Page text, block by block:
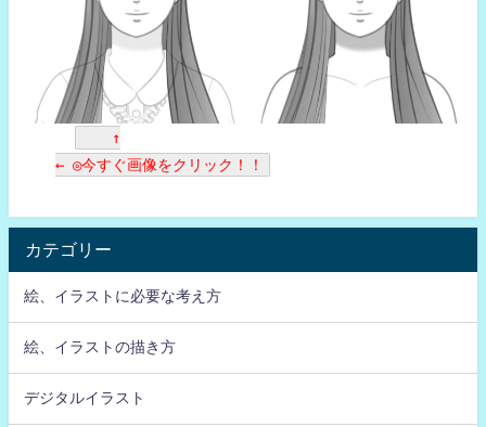
↑
← ◎今すぐ画像をクリック！！
カテゴリー
絵、イラストに必要な考え方
絵、イラストの描き方
デジタルイラスト